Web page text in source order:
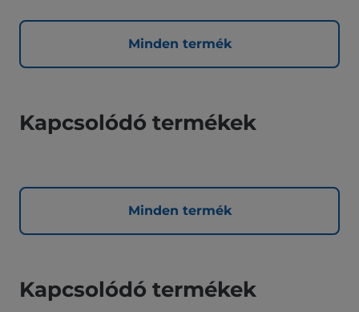
Minden termék
Kapcsolódó termékek
Minden termék
Kapcsolódó termékek